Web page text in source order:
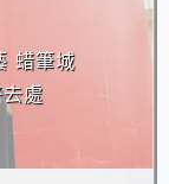
蜡筆城
處